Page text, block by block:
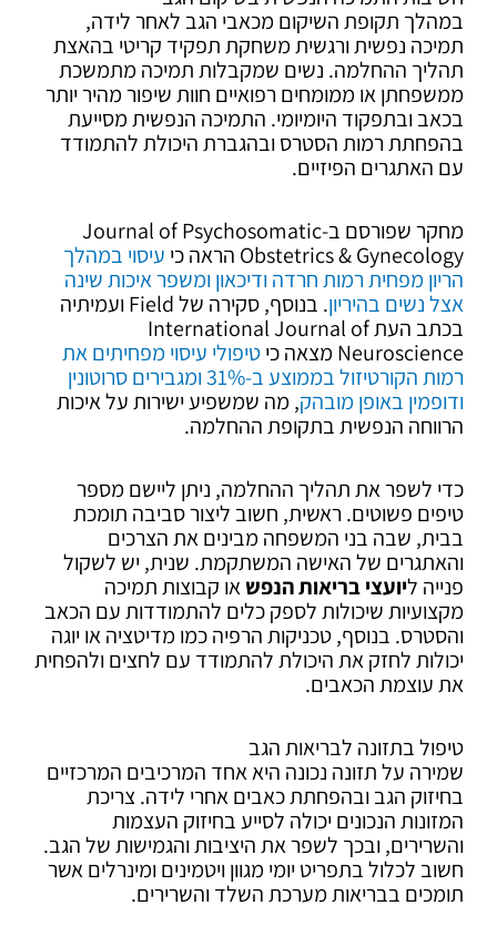
במהלך תקופת השיקום מכאבי הגב לאחר לידה,
תמיכה נפשית ורגשית משחקת תפקיד קריטי בהאצת
תהליך ההחלמה. נשים שמקבלות תמיכה מתמשכת
ממשפחתן או ממומחים רפואיים חוות שיפור מהיר יותר
בכאב ובתפקוד היומיומי. התמיכה הנפשית מסייעת
בהפחתת רמות הסטרס ובהגברת היכולת להתמודד
עם האתגרים הפיזיים.
מחקר שפורסם ב-Journal of Psychosomatic
Obstetrics & Gynecology הראה כי
עיסוי במהלך
הריון מפחית רמות חרדה ודיכאון ומשפר איכות שינה
אצל נשים בהיריון
. בנוסף, סקירה של Field ועמיתיה
בכתב העת International Journal of
Neuroscience מצאה כי
טיפולי עיסוי מפחיתים את
רמות הקורטיזול בממוצע ב-31% ומגבירים סרוטונין
ודופמין באופן מובהק, מה שמשפיע ישירות על איכות
הרווחה הנפשית בתקופת ההחלמה.
כדי לשפר את תהליך ההחלמה, ניתן ליישם מספר
טיפים פשוטים. ראשית, חשוב ליצור סביבה תומכת
בבית, שבה בני המשפחה מבינים את הצרכים
והאתגרים של האישה המשתקמת. שנית, יש לשקול
פנייה ליועצי בריאות הנפשאו קבוצות תמיכה
מקצועיות שיכולות לספק כלים להתמודדות עם הכאב
והסטרס. בנוסף, טכניקות הרפיה כמו מדיטציה או יוגה
יכולות לחזק את היכולת להתמודד עם לחצים ולהפחית
את עוצמת הכאבים.
טיפול בתזונה לבריאות הגב
שמירה על תזונה נכונה היא אחד המרכיבים המרכזיים
בחיזוק הגב ובהפחתת כאבים אחרי לידה. צריכת
המזונות הנכונים יכולה לסייע בחיזוק העצמות
והשרירים, ובכך לשפר את היציבות והגמישות של הגב.
חשוב לכלול בתפריט יומי מגוון ויטמינים ומינרלים אשר
תומכים בבריאות מערכת השלד והשרירים.